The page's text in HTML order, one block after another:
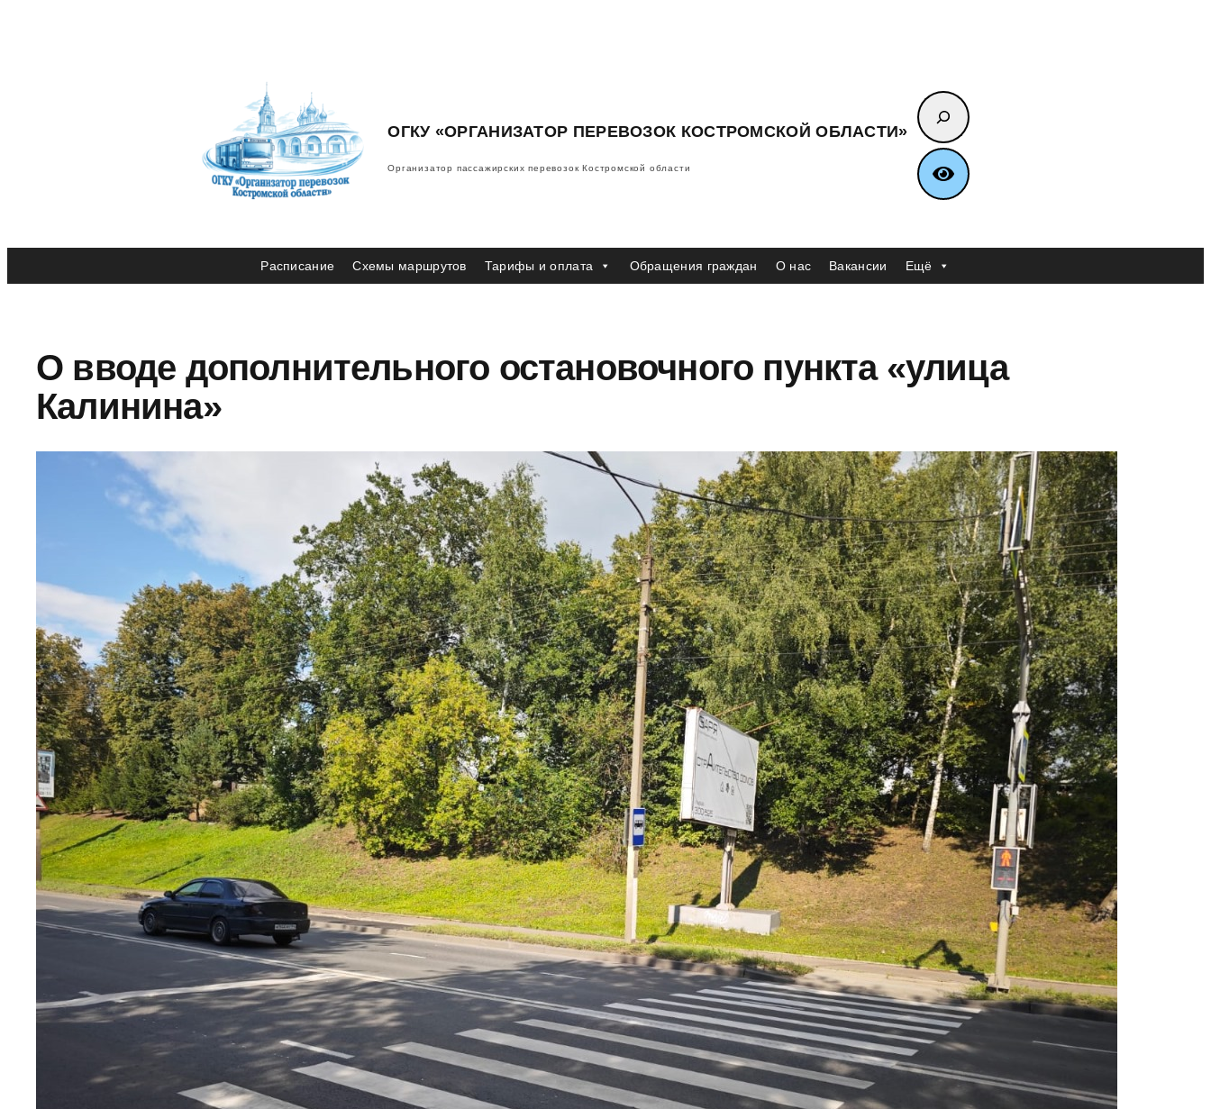
ОГКУ «ОРГАНИЗАТОР ПЕРЕВОЗОК КОСТРОМСКОЙ ОБЛАСТИ»
Организатор пассажирских перевозок Костромской области
Поиск
Расписание Схемы маршрутов Тарифы и оплата Обращения граждан О нас Вакансии Ещё
О вводе дополнительного остановочного пункта «улица
Калинина»